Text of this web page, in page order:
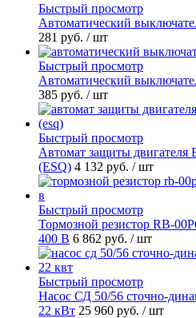
Быстрый просмотр
Автоматический
281 руб. / шт
Быстрый просмотр
Автоматический
385 руб. / шт
Быстрый просмотр
Автомат защиты
(ESQ) 4 132 руб. / шт
Быстрый просмотр
Тормозной резистор RB-
400 В 6 862 руб. / шт
Быстрый просмотр
Насос СД 50/56 сточно-
22 кВт 25 960 руб. / шт